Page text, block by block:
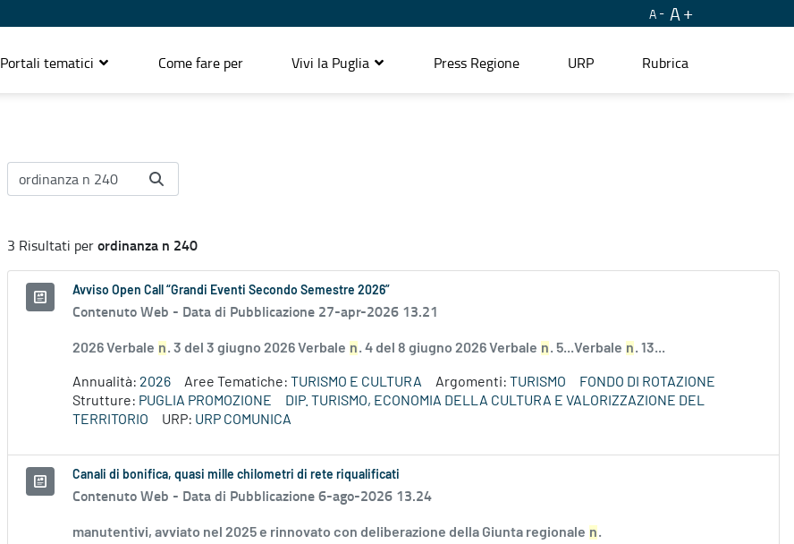
A A
Portali tematici Come fare per Vivi la Puglia Press Regione URP Rubrica
3 Risultati perordinanza n 240
Avviso Open Call “Grandi Eventi Secondo Semestre 2026”
Contenuto Web - Data di Pubblicazione 27-apr-2026 13.21
2026 Verbale n. 3 del 3 giugno 2026 Verbale n. 4 del 8 giugno 2026 Verbale n. 5...Verbale n. 13...
Annualità: 2026 Aree Tematiche: TURISMO E CULTURA Argomenti: TURISMO
FONDO DI ROTAZIONE
Strutture: PUGLIA PROMOZIONE
DIP. TURISMO, ECONOMIA DELLA CULTURA E VALORIZZAZIONE DEL
TERRITORIO
URP: URP COMUNICA
Canali di bonifica, quasi mille chilometri di rete riqualificati
Contenuto Web - Data di Pubblicazione 6-ago-2026 13.24
manutentivi, avviato nel 2025 e rinnovato con deliberazione della Giunta regionale n.